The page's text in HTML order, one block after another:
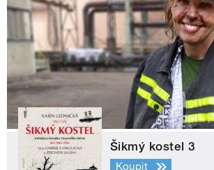
Šikmý kostel 3
Koupit